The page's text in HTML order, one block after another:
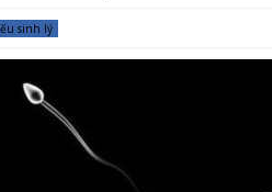
sinh lý